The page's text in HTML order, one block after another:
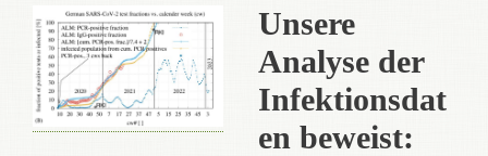
Unsere
Analyse der
Infektionsdat
en beweist: